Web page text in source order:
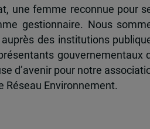
une femme reconnue pour
gestionnaire. Nous
des institutions
gouvernementaux
d’avenir pour notre
Réseau Environnement.